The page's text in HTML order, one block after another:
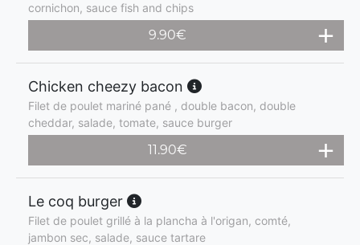
cornichon, sauce fish and chips
9.90€
Chicken cheezy bacon
Filet de poulet mariné pané , double bacon, double
cheddar, salade, tomate, sauce burger
11.90€
Le coq burger
Filet de poulet grillé à la plancha à l'origan, comté,
jambon sec, salade, sauce tartare